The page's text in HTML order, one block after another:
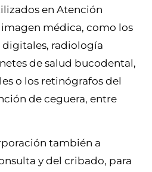
en Atención
médica, como los
radiología
de salud bucodental,
o los retinógrafos del
de ceguera, entre
también a
y del cribado, para